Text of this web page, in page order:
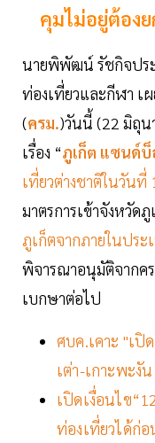
คุมไม่อยู่ต้องย
นายพิพัฒน์ รัชกิจประ
ท่องเที่ยวและกีฬา เ
(ครม.)วันนี้ (22 มิถุน
เรื่อง “ภูเก็ต แซนด์
เที่ยวต่างชาติในวันที่
มาตรการเข้าจังหวัด
ภูเก็ตจากภายในประ
พิจารณาอนุมัติจากค
เบกษาต่อไป
ศบค.เคาะ "เปิ
เต่า-เกาะพะงัน
เปิดเงื่อนไข
ท่องเที่ยวได้ก่อ